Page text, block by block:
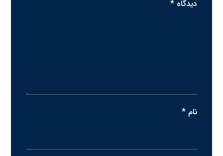
دیدگاه*
نام*